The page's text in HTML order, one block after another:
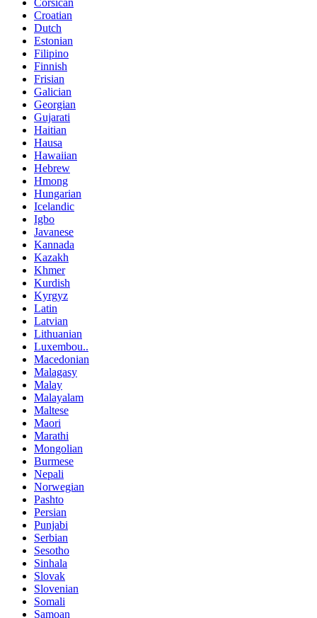
Corsican
Croatian
Dutch
Estonian
Filipino
Finnish
Frisian
Galician
Georgian
Gujarati
Haitian
Hausa
Hawaiian
Hebrew
Hmong
Hungarian
Icelandic
Igbo
Javanese
Kannada
Kazakh
Khmer
Kurdish
Kyrgyz
Latin
Latvian
Lithuanian
Luxembou..
Macedonian
Malagasy
Malay
Malayalam
Maltese
Maori
Marathi
Mongolian
Burmese
Nepali
Norwegian
Pashto
Persian
Punjabi
Serbian
Sesotho
Sinhala
Slovak
Slovenian
Somali
Samoan